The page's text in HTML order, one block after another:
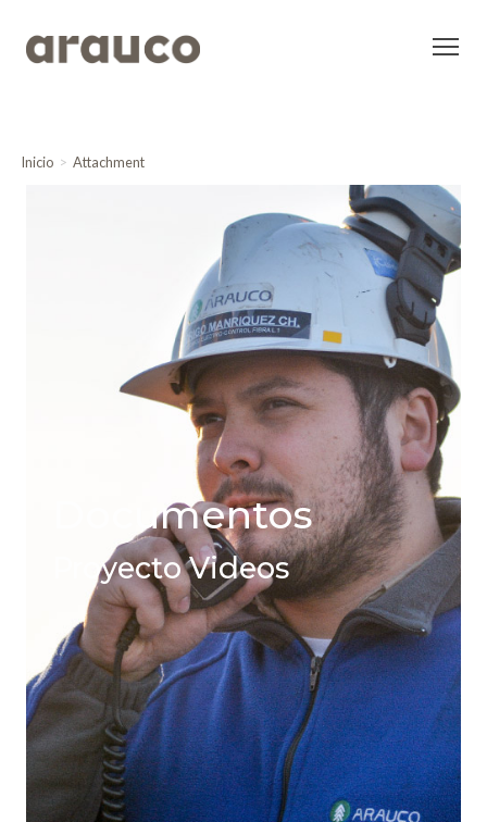
Inicio Attachment
Documentos
Proyecto Videos